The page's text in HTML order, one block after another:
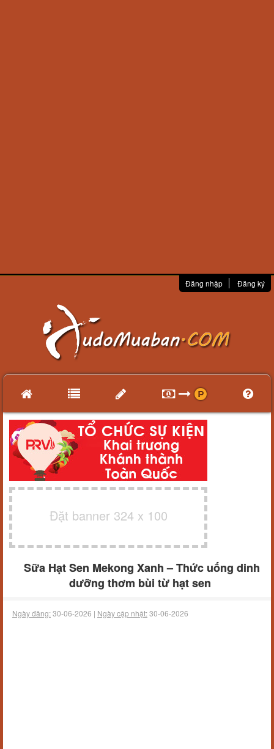
Đăng nhập Đăng ký
Đặt banner 324 x 100
Sữa Hạt Sen Mekong Xanh – Thức uống dinh
dưỡng thơm bùi từ hạt sen
Ngày đăng:30-06-2026 | Ngày cập nhật:30-06-2026